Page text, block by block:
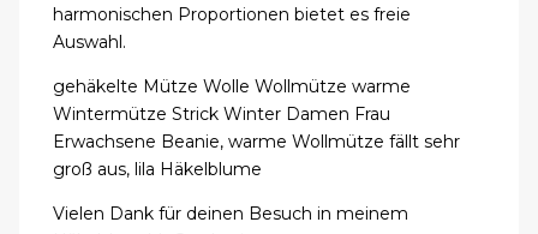
harmonischen Proportionen bietet es freie
Auswahl.
gehäkelte Mütze Wolle Wollmütze warme
Wintermütze Strick Winter Damen Frau
Erwachsene Beanie, warme Wollmütze fällt sehr
groß aus, lila Häkelblume
Vielen Dank für deinen Besuch in meinem